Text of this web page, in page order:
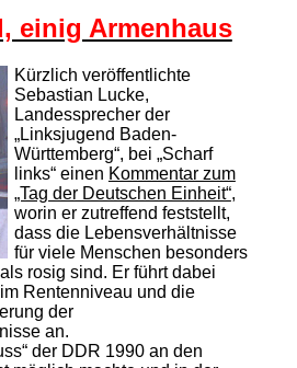
einig Armenhaus
Kürzlich veröffentlichte
Sebastian Lucke,
Landessprecher der
„Linksjugend Baden-
Württemberg“, bei „Scharf
links“ einen Kommentar zum
„Tag der Deutschen Einheit“,
worin er zutreffend feststellt,
dass die Lebensverhältnisse
für viele Menschen besonders
rosig sind. Er führt dabei
Rentenniveau und die
der
an.
der DDR 1990 an den